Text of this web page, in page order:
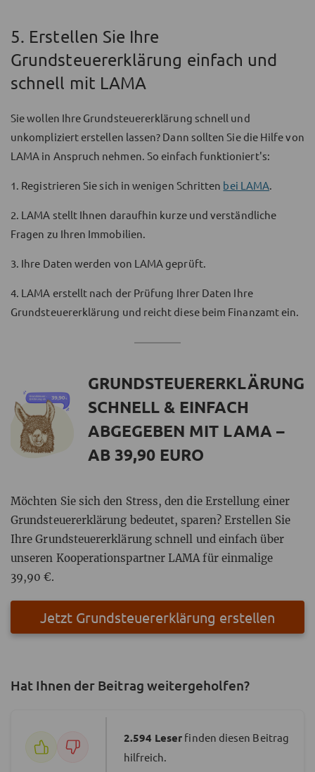
5. Erstellen Sie Ihre
Grundsteuererklärung einfach und
schnell mit LAMA
Sie wollen Ihre Grundsteuererklärung schnell und
unkompliziert erstellen lassen? Dann sollten Sie die Hilfe von
LAMA in Anspruch nehmen. So einfach funktioniert's:
1. Registrieren Sie sich in wenigen Schritten bei LAMA
2. LAMA stellt Ihnen daraufhin kurze und verständliche
Fragen zu Ihren Immobilien.
3. Ihre Daten werden von LAMA geprüft.
4. LAMA erstellt nach der Prüfung Ihrer Daten Ihre
Grundsteuererklärung und reicht diese beim Finanzamt ein.
GRUNDSTEUERERKLÄRUNG
SCHNELL & EINFACH
ABGEGEBEN MIT LAMA –
AB 39,90 EURO
Möchten Sie sich den Stress, den die Erstellung einer
Grundsteuererklärung bedeutet, sparen? Erstellen Sie
Ihre Grundsteuererklärung schnell und einfach über
unseren Kooperationspartner LAMA für einmalige
39,90 €.
Jetzt Grundsteuererklärung erstellen
Hat Ihnen der Beitrag weitergeholfen?
2.594 Leser finden diesen Beitrag
hilfreich.